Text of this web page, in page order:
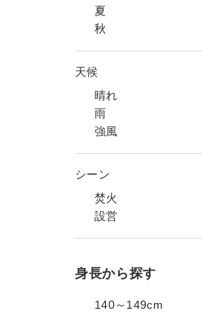
夏
秋
天候
晴れ
雨
強風
シーン
焚火
設営
身長から探す
140～149cm